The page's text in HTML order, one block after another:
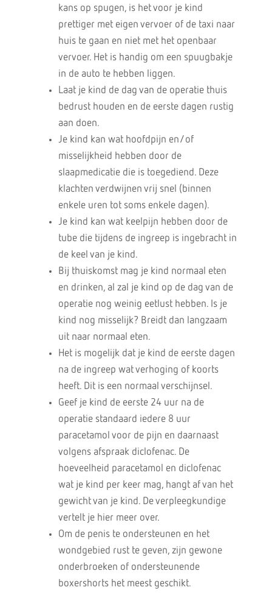
kans op spugen, is het voor je kind
prettiger met eigen vervoer of de taxi naar
huis te gaan en niet met het openbaar
vervoer. Het is handig om een spuugbakje
in de auto te hebben liggen.
Laat je kind de dag van de operatie thuis
bedrust houden en de eerste dagen rustig
aan doen.
Je kind kan wat hoofdpijn en/of
misselijkheid hebben door de
slaapmedicatie die is toegediend. Deze
klachten verdwijnen vrij snel (binnen
enkele uren tot soms enkele dagen).
Je kind kan wat keelpijn hebben door de
tube die tijdens de ingreep is ingebracht in
de keel van je kind.
Bij thuiskomst mag je kind normaal eten
en drinken, al zal je kind op de dag van de
operatie nog weinig eetlust hebben. Is je
kind nog misselijk? Breidt dan langzaam
uit naar normaal eten.
Het is mogelijk dat je kind de eerste dagen
na de ingreep wat verhoging of koorts
heeft. Dit is een normaal verschijnsel.
Geef je kind de eerste 24 uur na de
operatie standaard iedere 8 uur
paracetamol voor de pijn en daarnaast
volgens afspraak diclofenac. De
hoeveelheid paracetamol en diclofenac
wat je kind per keer mag, hangt af van het
gewicht van je kind. De verpleegkundige
vertelt je hier meer over.
Om de penis te ondersteunen en het
wondgebied rust te geven, zijn gewone
onderbroeken of ondersteunende
boxershorts het meest geschikt.